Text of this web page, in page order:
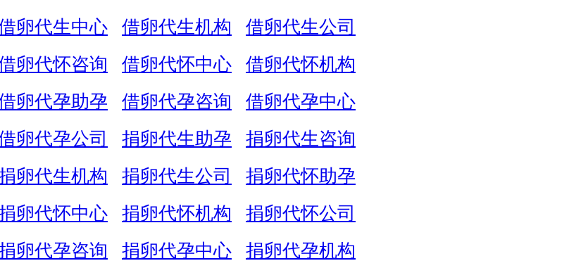
卵代生中心 借卵代生机构
借卵代生公司
卵代怀咨询 借卵代怀中心
借卵代怀机构
卵代孕助孕 借卵代孕咨询
借卵代孕中心
卵代孕公司 捐卵代生助孕
捐卵代生咨询
卵代生机构 捐卵代生公司
捐卵代怀助孕
卵代怀中心 捐卵代怀机构
捐卵代怀公司
卵代孕咨询 捐卵代孕中心
捐卵代孕机构